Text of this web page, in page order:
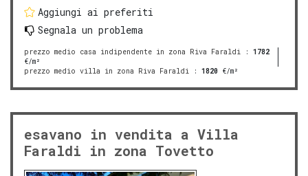
Aggiungi ai preferiti
Segnala un problema
prezzo medio casa indipendente in zona Riva Faraldi : 1782
€/m²
prezzo medio villa in zona Riva Faraldi : 1820 €/m²
esavano in vendita a Villa
Faraldi in zona Tovetto